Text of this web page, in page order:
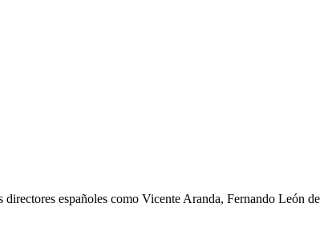
españoles como Vicente Aranda, Fernando León de